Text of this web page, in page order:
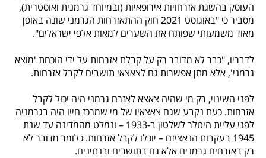
העוסק בהשגת אזרחויות אירופאיות (ובמיוחד גרמנית ואוסטרית),
מסביר כי "באוגוסט 2021 חוק ההתאזרחות הגרמני שונה באופן
מאוד משמעותי שפותח את השערים למאות אלפי ישראלים".
לדבריו, "כבר לא מדובר רק על קבלת אזרחות על ידי הוכחת 'מוצא
גרמני', אלא מתן אפשרות גם לצאצאי תושבים לקבל אזרחות.
לפני השינוי, רק מי שהיה צאצא לאזרח גרמני היה יכול לקבל
אזרחות. כעת נקבע שגם צאצאיו של מי שמרכז חייו היה בגרמניה
לפני עליית היטלר לשלטון ב-1933 – ונמלט מהמדינה עד שנת
1945 בעקבות הנאציזם – יוכלו לקבל אזרחות. כלומר מדובר לא
רק באזרחים גרמנים אלא גם בתושבים ובנתינים.